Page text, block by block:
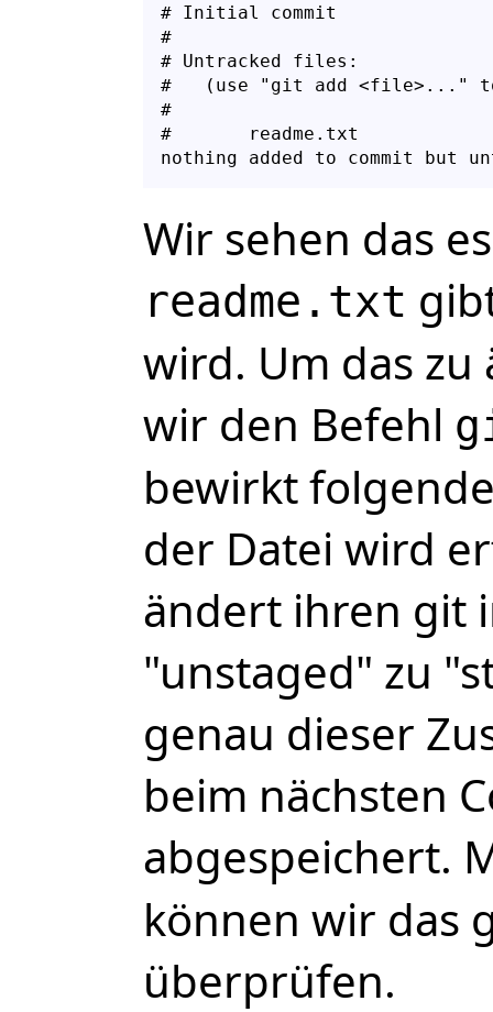
# Initial commit
#
# Untracked files:
#   (use "git add <file>..." to
#
#       readme.txt
Wir sehen das
readme.txt
wird. Um das
wir den Befehl
bewirkt
der Datei wird
ändert ihren git
"unstaged" zu
genau dieser
beim nächsten
abgespeichert.
können wir das
überprüfen.